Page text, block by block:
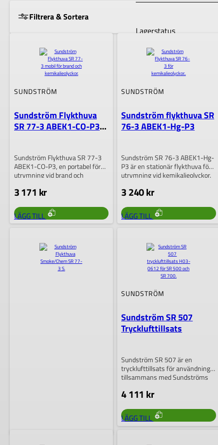
Filtrera & Sortera
Lagerstatus
SUNDSTRÖM
Sundström Flykthuva
SR 77-3 ABEK1-CO-P3
Sundström Flykthuva SR 77-3
ABEK1-CO-P3, en portabel för
utrymning vid brand och
skyddar…
3 171 kr
LÄGG TILL
DEN
HÄR
PRODUKTEN
VARIANTER.
DE
OLIKA
ALTERNATIVEN
SUNDSTRÖM
Sundström flykthuva SR
76-3 ABEK1-Hg-P3
Sundström SR 76-3 ABEK1-Hg-
P3 är en stationär flykthuva för
utrymning vid kemikalieolyckor.
3 240kr
LÄGG TILL
DEN
HÄR
PRODUKTEN
VARIANTER.
DE
OLIKA
ALTERNATIVEN
KAN
SUNDSTRÖM
Sundström SR 507
Trycklufttillsats
Sundström SR 507 är en
trycklufttillsats för användning
tillsammans med Sundströms
Systemet möjliggör…
4 111 kr
LÄGG TILL